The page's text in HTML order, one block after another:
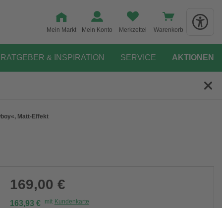
Mein Markt Mein Konto Merkzettel Warenkorb
RATGEBER & INSPIRATION SERVICE AKTIONEN
Matt-Effekt
169,00 €
163,93 € mit Kundenkarte